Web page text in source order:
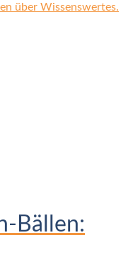
über Wissenswertes.
Bällen: